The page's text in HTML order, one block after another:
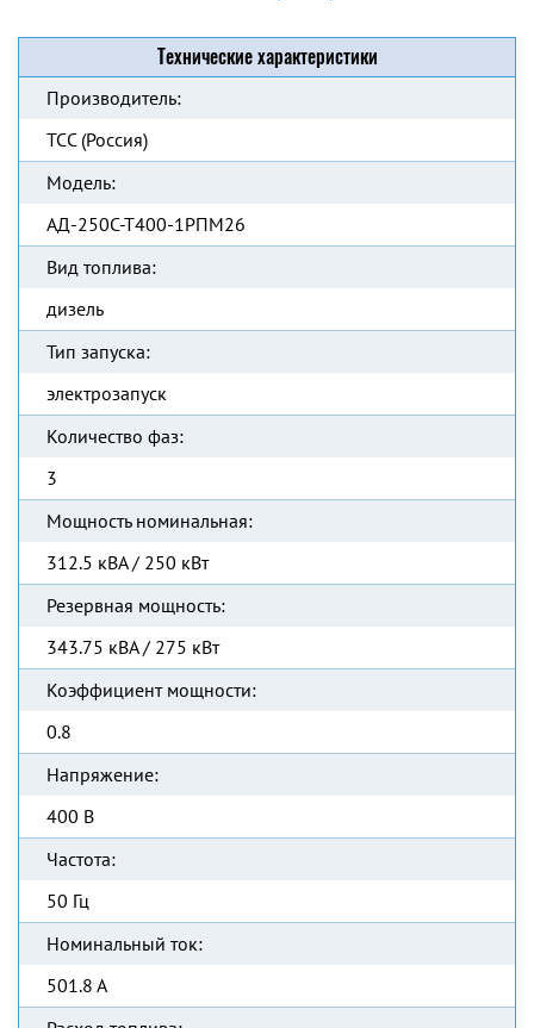
Технические характеристики
Производитель:
ТСС (Россия)
Модель:
АД-250С-Т400-1РПМ26
Вид топлива:
дизель
Тип запуска:
электрозапуск
Количество фаз:
3
Мощность номинальная:
312.5 кВА / 250 кВт
Резервная мощность:
343.75 кВА / 275 кВт
Коэффициент мощности:
0.8
Напряжение:
400 В
Частота:
50 Гц
Номинальный ток:
501.8 А